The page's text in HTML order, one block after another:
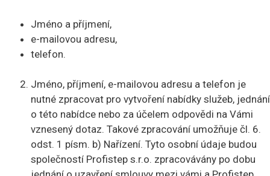
Jméno a příjmení,
e-mailovou adresu,
telefon.
Jméno, příjmení, e-mailovou adresu a telefon je
nutné zpracovat pro vytvoření nabídky služeb, jednání
o této nabídce nebo za účelem odpovědi na Vámi
vznesený dotaz. Takové zpracování umožňuje čl. 6.
odst. 1 písm. b) Nařízení. Tyto osobní údaje budou
společností Profistep s.r.o. zpracovávány po dobu